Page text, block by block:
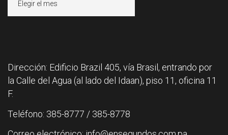
Dirección: Edificio Brazil 405, vía Brasil, entrando por
la Calle del Agua (al lado del Idaan), piso 11, oficina 11
F.
Teléfono: 385-8777 / 385-8778